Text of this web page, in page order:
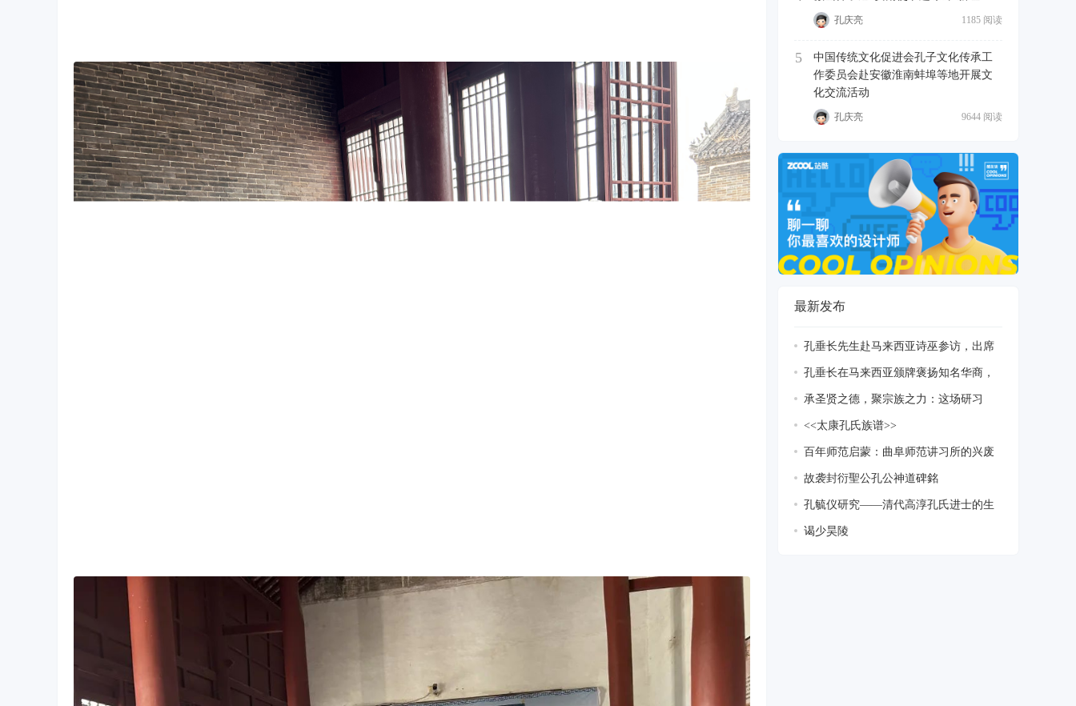
1185 阅读
孔庆亮
5
中国传统文化促进会孔子文化传承工
作委员会赴安徽淮南蚌埠等地开展文
化交流活动
9644 阅读
孔庆亮
最新发布
孔垂长先生赴马来西亚诗巫参访，出席
系列活
孔垂长在马来西亚颁牌褒扬知名华商，
当地媒
承圣贤之德，聚宗族之力：这场研习
会，满满
<<太康孔氏族谱>>
百年师范启蒙：曲阜师范讲习所的兴废
与深耕
故袭封衍聖公孔公神道碑銘
孔毓仪研究——清代高淳孔氏进士的生
平、仕
谒少昊陵